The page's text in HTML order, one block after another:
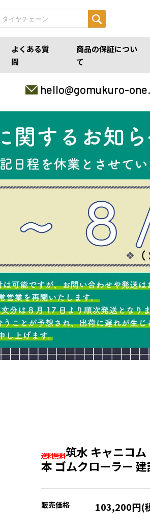
よくある質
問
商品の保証につい
て
hello@gomukuro-
筑水 キャニコ
本 ゴムクローラー
販売価格 103,200円(